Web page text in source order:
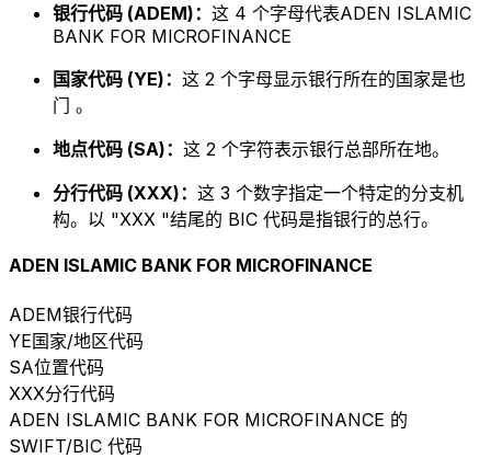
银行代码 (ADEM)： 这 4 个字母代表ADEN ISLAMIC
BANK FOR MICROFINANCE
国家代码 (YE)： 这 2 个字母显示银行所在的国家是也
门 。
地点代码 (SA)： 这 2 个字符表示银行总部所在地。
分行代码 (XXX)： 这 3 个数字指定一个特定的分支机
构。以 "XXX "结尾的 BIC 代码是指银行的总行。
ADEN ISLAMIC BANK FOR MICROFINANCE
ADEM银行代码
YE国家/地区代码
SA位置代码
XXX分行代码
ADEN ISLAMIC BANK FOR MICROFINANCE 的
SWIFT/BIC 代码